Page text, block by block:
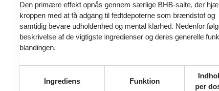
Den primære effekt opnås gennem særlige BHB-salte, der
kroppen med at få adgang til fedtdepoterne som brændstof og
samtidig bevare udholdenhed og mental klarhed. Nedenfor
beskrivelse af de vigtigste ingredienser og deres generelle
blandingen.
Ingrediens Funktion
per